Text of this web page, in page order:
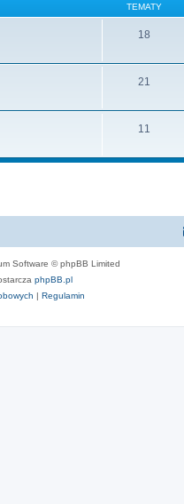
TEMATY
18
21
11
Software © phpBB Limited
phpBB.pl
| Regulamin